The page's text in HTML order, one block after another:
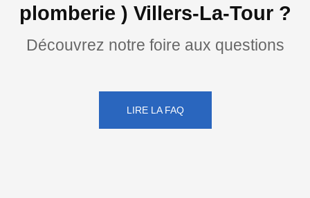
plomberie ) Villers-La-Tour ?
Découvrez notre foire aux questions
LIRE LA FAQ